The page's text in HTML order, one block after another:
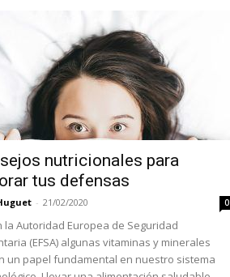
nutricionales para
tus defensas
- 21/02/2020 0
la Autoridad Europea de Seguridad
(EFSA) algunas vitaminas y minerales
un papel fundamental en nuestro sistema